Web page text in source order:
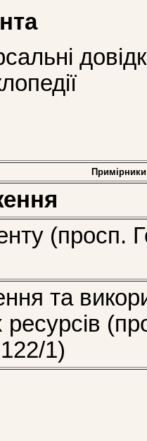
Примірники
(просп.
та
1)